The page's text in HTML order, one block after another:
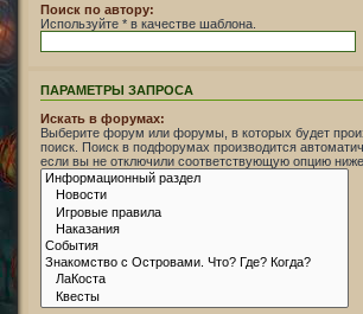
Поиск по автору:
Используйте * в качестве шаблона.
ПАРАМЕТРЫ ЗАПРОСА
Искать в форумах:
Выберите форум или форумы, в которых будет
поиск. Поиск в подфорумах производится
если вы не отключили соответствующую опцию ниже.